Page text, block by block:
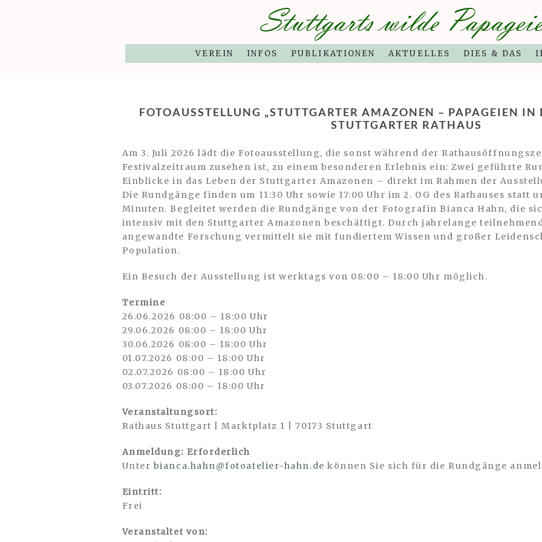
VEREIN INFOS PUBLIKATIONEN AKTUELLES DIES & DAS
FOTOAUSSTELLUNG „STUTTGARTER AMAZONEN – PAPAGEIEN IN
TUTTGARTER RATHAUS
Am 3. Juli 2026 lädt die Fotoausstellung, die sonst während der
Festivalzeitraum zusehen ist, zu einem besonderen Erlebnis ein: Zwei geführte
Einblicke in das Leben der Stuttgarter Amazonen – direkt im Rahmen der
Die Rundgänge finden um 11:30 Uhr sowie 17:00 Uhr im 2. OG des Rathauses statt
Minuten. Begleitet werden die Rundgänge von der Fotografin Bianca Hahn, die
intensiv mit den Stuttgarter Amazonen beschäftigt. Durch jahrelange
angewandte Forschung vermittelt sie mit fundiertem Wissen und großer
Population.
Ein Besuch der Ausstellung ist werktags von 08:00 – 18:00 Uhr möglich.
Termine
26.06.2026 08:00 – 18:00 Uhr
29.06.2026 08:00 – 18:00 Uhr
30.06.2026 08:00 – 18:00 Uhr
01.07.2026 08:00 – 18:00 Uhr
02.07.2026 08:00 – 18:00 Uhr
03.07.2026 08:00 – 18:00 Uhr
Veranstaltungsort:
Rathaus Stuttgart | Marktplatz 1 | 70173 Stuttgart
Anmeldung: Erforderlich
Unter bianca.hahn@fotoatelier-hahn.de können Sie sich für die Rundgänge
Eintritt:
Frei
Veranstaltet von: